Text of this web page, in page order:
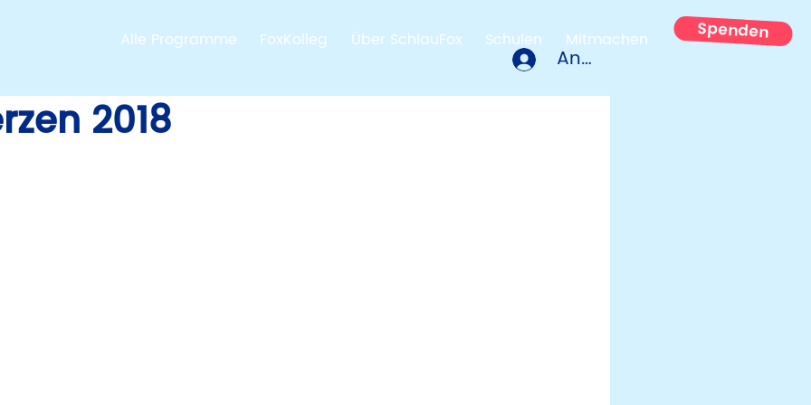
Alle Programme FoxKolleg Über SchlauFox Schulen Mitmachen Spenden
Anmelden
2018